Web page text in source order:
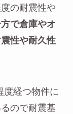
の耐震性や
で倉庫やオ
性や耐久性
度経つ物件に
ので耐震基